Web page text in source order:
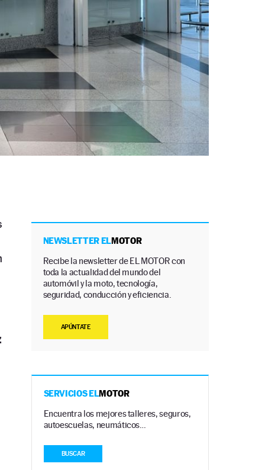
NEWSLETTER ELMOTOR
Recibe la newsletter de EL MOTOR con
toda la actualidad del mundo del
automóvil y la moto, tecnología,
seguridad, conducción y eficiencia.
APÚNTATE
SERVICIOS ELMOTOR
Encuentra los mejores talleres, seguros,
autoescuelas, neumáticos…
BUSCAR